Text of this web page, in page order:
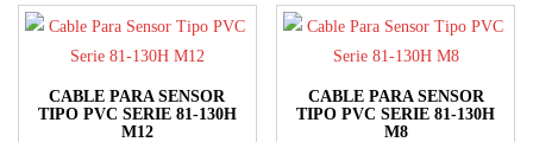
CABLE PARA SENSOR
TIPO PVC SERIE 81-130H
M12
CABLE PARA SENSOR
TIPO PVC SERIE 81-130H
M8